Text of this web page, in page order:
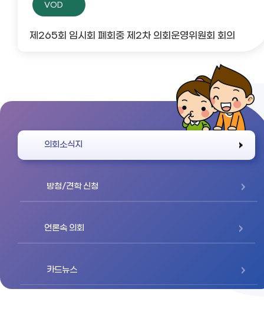
VOD
제265회 임시회 폐회중 제2차 의회운영위원회 회의
의회소식지
방청/견학 신청
언론속 의회
카드뉴스